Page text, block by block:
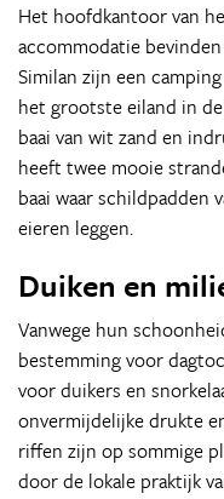
Het hoofdkantoor van
accommodatie
Similan zijn een
het grootste eiland in
baai van wit zand en
heeft twee mooie
baai waar schildpadden
eieren leggen.
Duiken en
Vanwege hun
bestemming voor
voor duikers en
onvermijdelijke drukte
riffen zijn op sommige
door de lokale praktijk